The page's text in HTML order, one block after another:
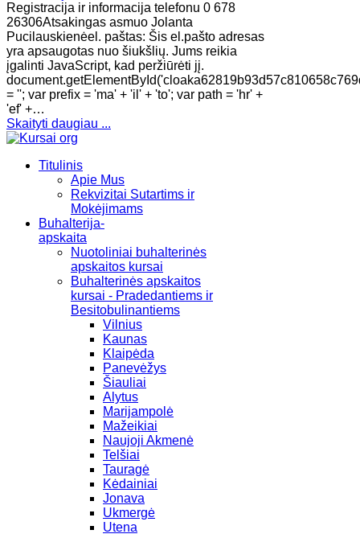
Registracija ir informacija telefonu 0 678
26306Atsakingas asmuo Jolanta
Pucilauskienėel. paštas: Šis el.pašto adresas
yra apsaugotas nuo šiukšlių. Jums reikia
įgalinti JavaScript, kad peržiūrėti jį.
= ''; var prefix = 'ma' + 'il' + 'to'; var path = 'hr' +
'ef' +…
Skaityti daugiau ...
Titulinis
Apie Mus
Rekvizitai Sutartims ir
Mokėjimams
Buhalterija-
apskaita
Nuotoliniai buhalterinės
apskaitos kursai
Buhalterinės apskaitos
kursai - Pradedantiems ir
Besitobulinantiems
Vilnius
Kaunas
Klaipėda
Panevėžys
Šiauliai
Alytus
Marijampolė
Mažeikiai
Naujoji Akmenė
Telšiai
Tauragė
Kėdainiai
Jonava
Ukmergė
Utena